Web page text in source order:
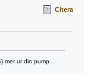
Citera
mer ur din pump